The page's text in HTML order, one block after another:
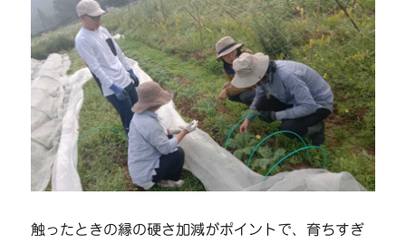
触ったときの縁の硬さ加減がポイントで、育ちすぎ